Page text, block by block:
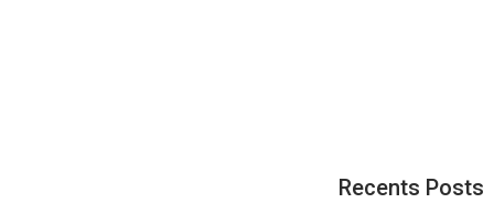
Recents Posts